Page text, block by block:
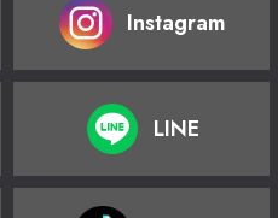
Instagram
LINE